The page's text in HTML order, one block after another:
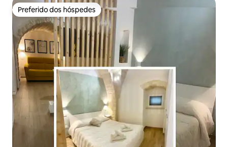
Preferido dos hóspedes
Preferido dos hóspedes